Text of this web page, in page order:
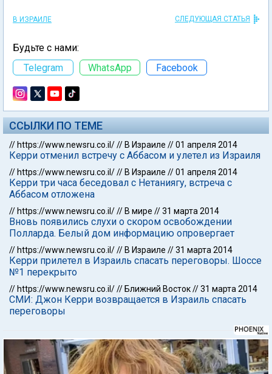
В ИЗРАИЛЕ СЛЕДУЮЩАЯ СТАТЬЯ
Будьте с нами:
Telegram
WhatsApp Facebook
ССЫЛКИ ПО ТЕМЕ
// https://www.newsru.co.il/// В Израиле //01 апреля 2014
Керри отменил встречу с Аббасом и улетел из Израиля
// https://www.newsru.co.il/// В Израиле //01 апреля 2014
Керри три часа беседовал с Нетаниягу, встреча с
Аббасом отложена
// https://www.newsru.co.il/// В мире //31 марта 2014
Вновь появились слухи о скором освобождении
Полларда. Белый дом информацию опровергает
// https://www.newsru.co.il/// В Израиле //31 марта 2014
Керри прилетел в Израиль спасать переговоры. Шоссе
№1 перекрыто
// https://www.newsru.co.il/// Ближний Восток//31 марта 2014
СМИ: Джон Керри возвращается в Израиль спасать
переговоры